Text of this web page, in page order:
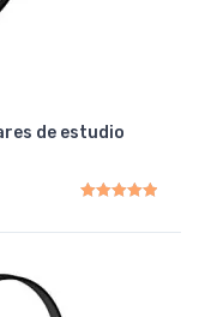
de estudio